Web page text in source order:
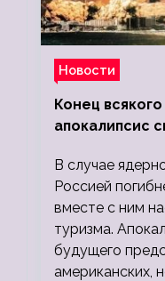
Новости
Конец
апокалипсис
людей
В случае
Россией
вместе с ним
туризма.
будущего
американских,